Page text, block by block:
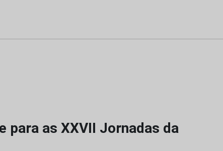
para as XXVII Jornadas da